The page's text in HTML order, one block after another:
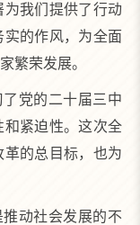
我们提供了行动
的作风，为全面
繁荣发展。
党的二十届三中
紧迫性。这次全
的总目标，也为
动社会发展的不